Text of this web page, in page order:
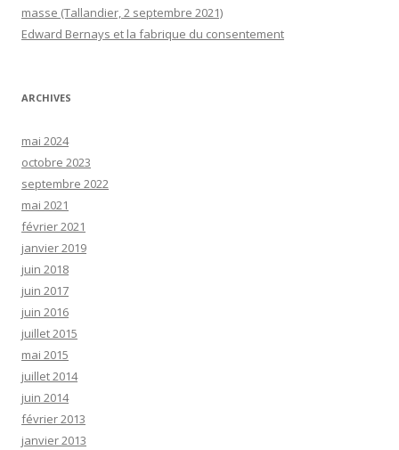
masse (Tallandier, 2 septembre 2021)
Edward Bernays et la fabrique du consentement
ARCHIVES
mai 2024
octobre 2023
septembre 2022
mai 2021
février 2021
janvier 2019
juin 2018
juin 2017
juin 2016
juillet 2015
mai 2015
juillet 2014
juin 2014
février 2013
janvier 2013